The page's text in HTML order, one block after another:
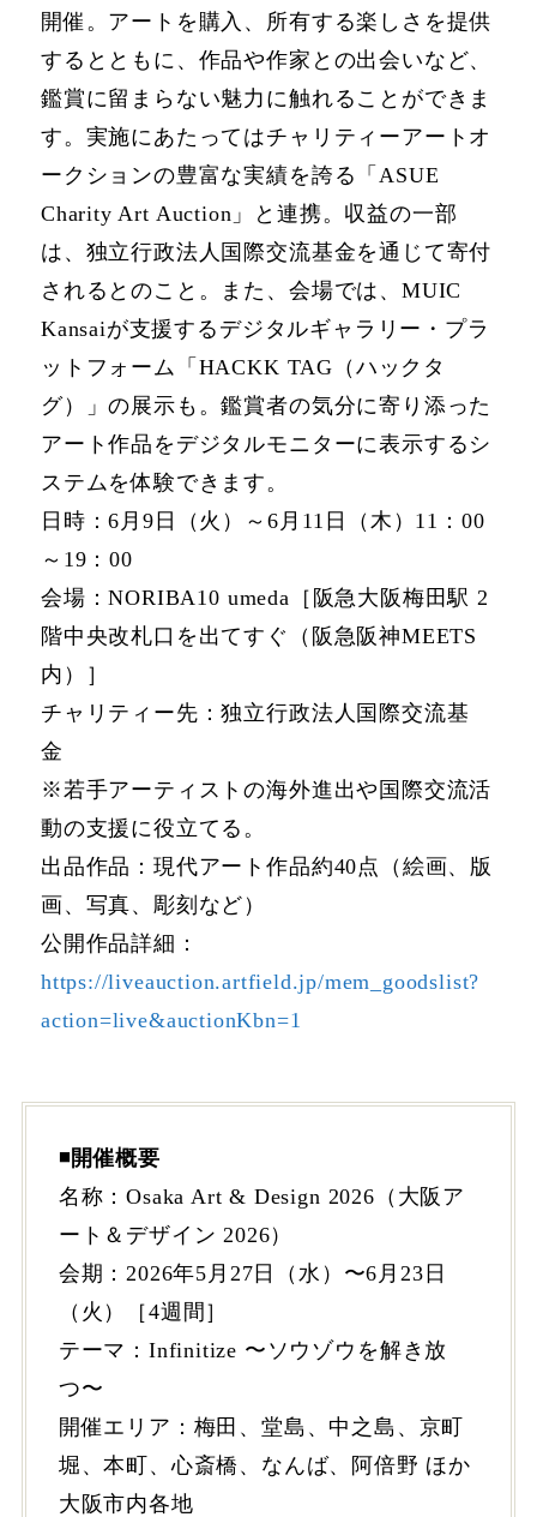
開催。アートを購入、所有する楽しさを提供
するとともに、作品や作家との出会いなど、
鑑賞に留まらない魅力に触れることができま
す。実施にあたってはチャリティーアートオ
ークションの豊富な実績を誇る「ASUE
Charity Art Auction」と連携。収益の一部
は、独立行政法人国際交流基金を通じて寄付
されるとのこと。また、会場では、MUIC
Kansaiが支援するデジタルギャラリー・プラ
ットフォーム「HACKK TAG（ハックタ
グ）」の展示も。鑑賞者の気分に寄り添った
アート作品をデジタルモニターに表示するシ
ステムを体験できます。
日時：6月9日（火）～6月11日（木）11：00
～19：00
会場：NORIBA10 umeda［阪急大阪梅田駅 2
階中央改札口を出てすぐ（阪急阪神MEETS
内）］
チャリティー先：独立行政法人国際交流基
金
※若手アーティストの海外進出や国際交流活
動の支援に役立てる。
出品作品：現代アート作品約40点（絵画、版
画、写真、彫刻など）
公開作品詳細：
https://liveauction.artfield.jp/mem_goodslist?
action=live&auctionKbn=1
◾️開催概要
名称：Osaka Art & Design 2026（大阪ア
ート＆デザイン 2026）
会期：2026年5月27日（水）〜6月23日
（火）［4週間］
テーマ：Infinitize 〜ソウゾウを解き放
つ〜
開催エリア：梅田、堂島、中之島、京町
堀、本町、心斎橋、なんば、阿倍野 ほか
大阪市内各地